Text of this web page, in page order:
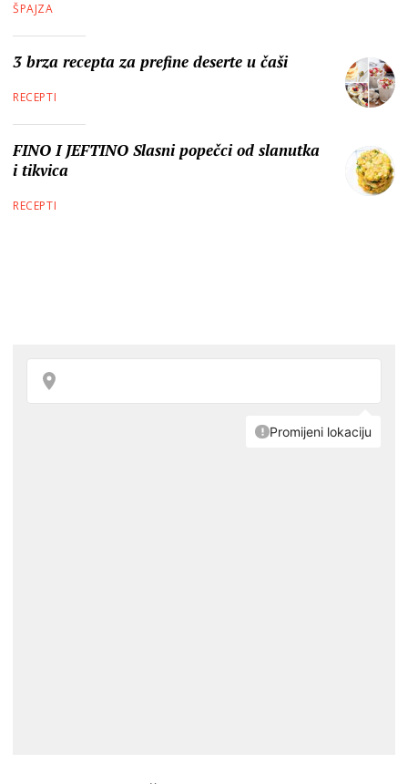
ŠPAJZA
3 brza recepta za prefine deserte u čaši
RECEPTI
FINO I JEFTINO Slasni popečci od slanutka
i tikvica
RECEPTI